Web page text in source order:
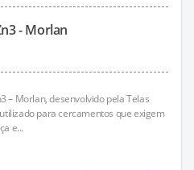
- Morlan
– Morlan, desenvolvido pela Telas
para cercamentos que exigem
e...